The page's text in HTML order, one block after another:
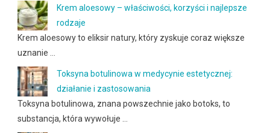
Krem aloesowy – właściwości, korzyści i najlepsze
rodzaje
Krem aloesowy to eliksir natury, który zyskuje coraz większe
uznanie …
Toksyna botulinowa w medycynie estetycznej:
działanie i zastosowania
Toksyna botulinowa, znana powszechnie jako botoks, to
substancja, która wywołuje …